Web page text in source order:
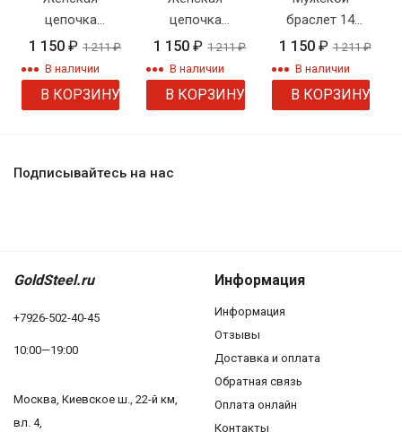
цепочка
плетения
"Сингапур"
1 150 ₽ 1 211₽
В наличии
В КОРЗИНУ
цепочка
плетения
"Шнурок"
крученый
1 150₽ 1 211₽
В наличии
В КОРЗИНУ
браслет 14
панцирь
1 150 ₽ 1 211₽
В наличии
В КОРЗИНУ
Подписывайтесь на нас
GoldSteel.ru
+7926-502-40-45
10:00—19:00
Москва, Киевское ш., 22-й км,
вл. 4,
Информация
Информация
Отзывы
Доставка и оплата
Обратная связь
Оплата онлайн
Контакты